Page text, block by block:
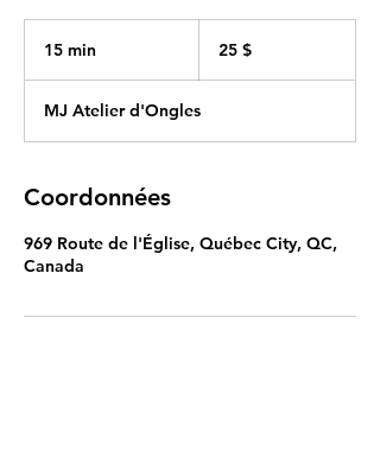
15 min
i
n
25 $
MJ Atelier d'Ongles
Coordonnées
969 Route de l'Église, Québec City, QC,
Canada